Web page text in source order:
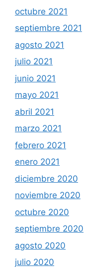
octubre 2021
septiembre 2021
agosto 2021
julio 2021
junio 2021
mayo 2021
abril 2021
marzo 2021
febrero 2021
enero 2021
diciembre 2020
noviembre 2020
octubre 2020
septiembre 2020
agosto 2020
julio 2020